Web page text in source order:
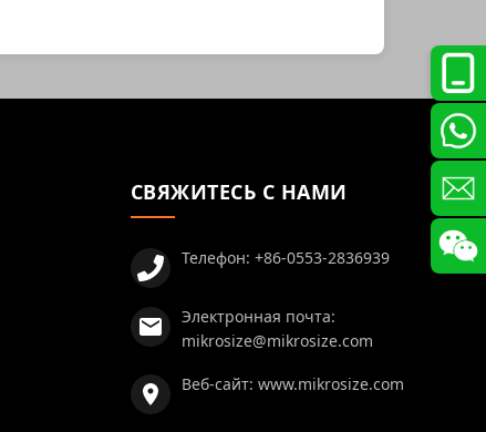
СВЯЖИТЕСЬ С НАМИ
Телефон: +86-0553-2836939
Электронная почта:
mikrosize@mikrosize.com
Веб-сайт: www.mikrosize.com